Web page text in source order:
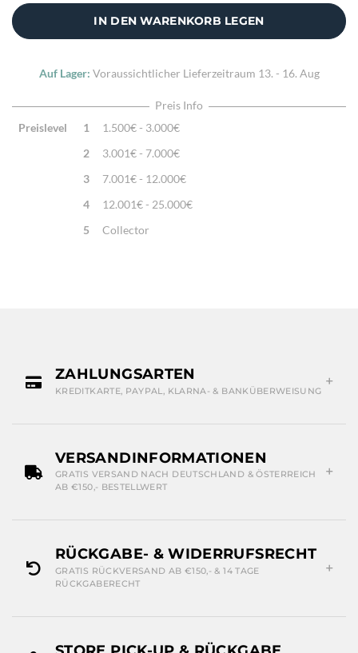
IN DEN WARENKORB LEGEN
Auf Lager: Voraussichtlicher Lieferzeitraum 13. - 16. Aug
Preis Info
Preislevel
1
1.500€ - 3.000€
2
3.001€ - 7.000€
3
7.001€ - 12.000€
4
12.001€ - 25.000€
5
Collector
ZAHLUNGSARTEN
KREDITKARTE, PAYPAL, KLARNA- & BANKÜBERWEISUNG
VERSANDINFORMATIONEN
GRATIS VERSAND NACH DEUTSCHLAND & ÖSTERREICH
AB €150,- BESTELLWERT
RÜCKGABE- & WIDERRUFSRECHT
GRATIS RÜCKVERSAND AB €150,- & 14 TAGE
RÜCKGABERECHT